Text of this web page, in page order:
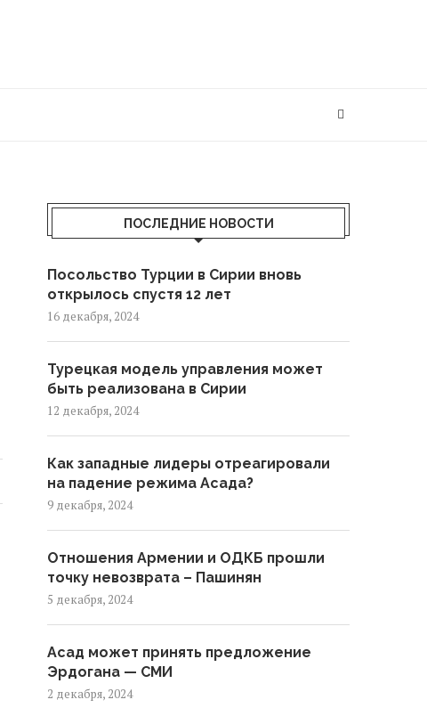
ПОСЛЕДНИЕ НОВОСТИ
Посольство Турции в Сирии вновь
открылось спустя 12 лет
16 декабря, 2024
Турецкая модель управления может
быть реализована в Сирии
12 декабря, 2024
Как западные лидеры отреагировали
на падение режима Асада?
9 декабря, 2024
Отношения Армении и ОДКБ прошли
точку невозврата – Пашинян
5 декабря, 2024
Асад может принять предложение
Эрдогана — СМИ
2 декабря, 2024